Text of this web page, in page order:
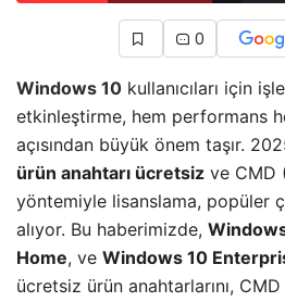
0
Windows 10 kullanıcıları için
etkinleştirme, hem performans
açısından büyük önem taşır.
ürün anahtarı ücretsiz ve CMD
yöntemiyle lisanslama, popüler
alıyor. Bu haberimizde,
Home, ve Windows 10
ücretsiz ürün anahtarlarını,